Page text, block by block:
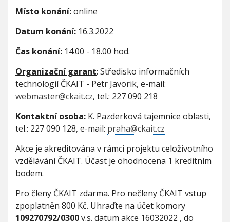
Místo konání:online
Datum konání: 16.3.2022
Čas konání: 14.00 - 18.00 hod.
Organizační garant: Středisko informačních
technologií ČKAIT - Petr Javorik, e-mail:
webmaster@ckait.cz, tel.: 227 090 218
Kontaktní osoba: K. Pazderková tajemnice oblasti,
tel.: 227 090 128, e-mail: praha@ckait.cz
Akce je akreditována v rámci projektu celoživotního
vzdělávání ČKAIT. Účast je ohodnocena 1 kreditním
bodem.
Pro členy ČKAIT zdarma. Pro nečleny ČKAIT vstup
zpoplatněn 800 Kč. Uhraďte na účet komory
109270792/0300v.s. datum akce 16032022 , do